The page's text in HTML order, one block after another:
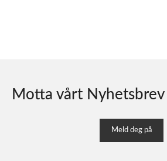
Motta vårt
Meld deg på